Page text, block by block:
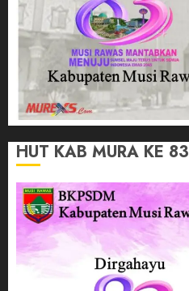
HUT KAB MURA KE 83